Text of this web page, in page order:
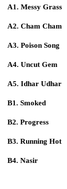
A1. Messy Grass
A2. Cham Cham
A3. Poison Song
A4. Uncut Gem
A5. Idhar Udhar
B1. Smoked
B2. Progress
B3. Running Hot
B4. Nasir